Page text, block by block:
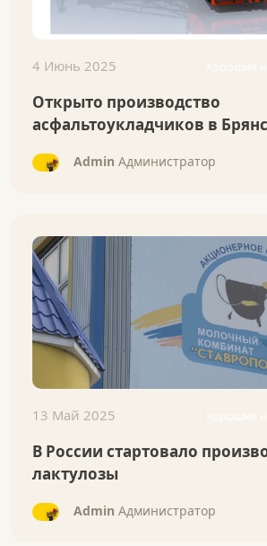
4 Июнь 2025
Открыто производство
асфальтоукладчиков в
Admin Администратор
13 Май 2025
В России стартовало
лактулозы
Admin Администратор